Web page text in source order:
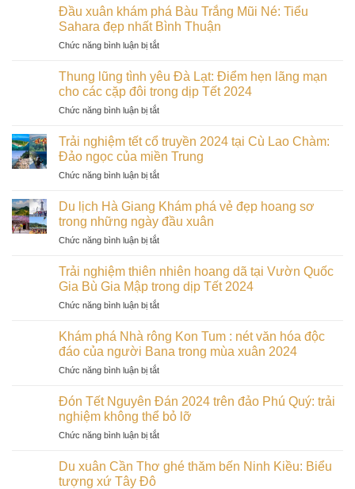
phá
văn
hóa,
lịch
dân
tộc
vị
Bảo
tàng
Tum
đầu
xuân
Đầu xuân khám phá Bàu Trắng Mũi Né: Tiểu
Sahara đẹp nhất Bình Thuận
Chức năng bình luận bị tắtở
xuân
phá
Bàu
Mũi
Né:
Sahara
nhất
Bình
Thung lũng tình yêu Đà Lạt: Điểm hẹn lãng mạn
cho các cặp đôi trong dịp Tết 2024
Chức năng bình luận bị tắtở
lũng
tình
yêu
Đà
Điểm
hẹn
mạn
các
cặp
trong
Tết
2024
Trải nghiệm tết cổ truyền 2024 tại Cù Lao Chàm:
Đảo ngọc của miền Trung
Chức năng bình luận bị tắtở
nghiệm
tết
cổ
truyền
tại
Cù
Chàm:
ngọc
của
Trung
Du lịch Hà Giang Khám phá vẻ đẹp hoang sơ
trong những ngày đầu xuân
Chức năng bình luận bị tắtở
lịch
Giang
Khám
vẻ
đẹp
sơ
những
ngày
xuân
Trải nghiệm thiên nhiên hoang dã tại Vườn Quốc
Gia Bù Gia Mập trong dịp Tết 2024
Chức năng bình luận bị tắtở
nghiệm
thiên
nhiên
hoang
tại
Vườn
Gia
Gia
Khám phá Nhà rông Kon Tum : nét văn hóa độc
đáo của người Bana trong mùa xuân 2024
Chức năng bình luận bị tắtở
phá
Nhà
rông
Kon
:
Đón Tết Nguyên Đán 2024 trên đảo Phú Quý: trải
nghiệm không thể bỏ lỡ
Chức năng bình luận bị tắtở
Nguyên
Du xuân Cần Thơ ghé thăm bến Ninh Kiều: Biểu
tượng xứ Tây Đô